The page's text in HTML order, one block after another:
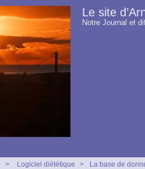
Le site
Notre Journal et
> Logiciel diététique > La base de